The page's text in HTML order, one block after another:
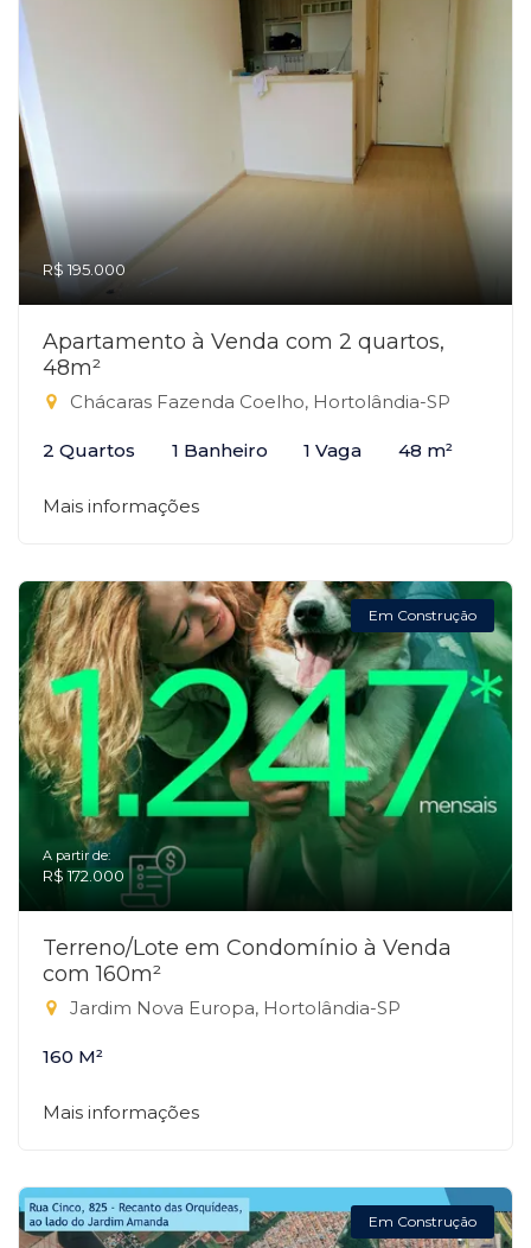
R$ 195.000
Apartamento à Venda com 2 quartos,
48m²
Chácaras Fazenda Coelho, Hortolândia-SP
2 Quartos 1 Banheiro 1 Vaga 48 m²
Mais informações
Em Construção
A partir de:
R$ 172.000
Terreno/Lote em Condomínio à Venda
com 160m²
Jardim Nova Europa, Hortolândia-SP
160 M²
Mais informações
Em Construção